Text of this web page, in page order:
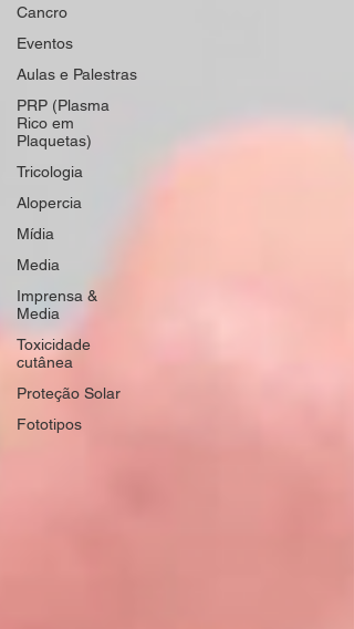
Cancro
Eventos
Aulas e Palestras
PRP (Plasma
Rico em
Plaquetas)
Tricologia
Alopercia
Mídia
Media
Imprensa &
Media
Toxicidade
cutânea
Proteção Solar
Fototipos